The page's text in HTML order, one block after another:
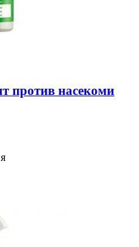
против насекоми